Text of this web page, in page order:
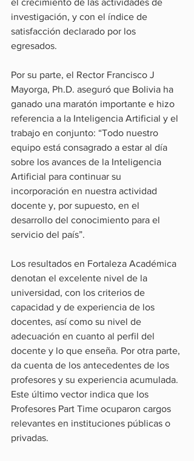
investigación, y con el índice de
satisfacción declarado por los
egresados.
Por su parte, el Rector Francisco J
Mayorga, Ph.D. aseguró que Bolivia ha
ganado una maratón importante e hizo
referencia a la Inteligencia Artificial y el
trabajo en conjunto: “Todo nuestro
equipo está consagrado a estar al día
sobre los avances de la Inteligencia
Artificial para continuar su
incorporación en nuestra actividad
docente y, por supuesto, en el
desarrollo del conocimiento para el
servicio del país”.
Los resultados en Fortaleza Académica
denotan el excelente nivel de la
universidad, con los criterios de
capacidad y de experiencia de los
docentes, así como su nivel de
adecuación en cuanto al perfil del
docente y lo que enseña. Por otra parte,
da cuenta de los antecedentes de los
profesores y su experiencia acumulada.
Este último vector indica que los
Profesores Part Time ocuparon cargos
relevantes en instituciones públicas o
privadas.